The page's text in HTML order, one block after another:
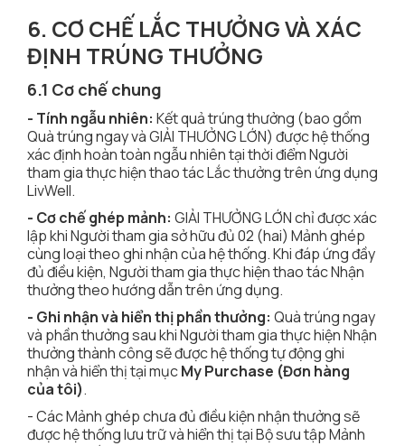
6. CƠ CHẾ LẮC THƯỞNG VÀ XÁC
ĐỊNH TRÚNG THƯỞNG
6.1 Cơ chế chung
- Tính ngẫu nhiên: Kết quả trúng thưởng (bao gồm
Quà trúng ngay và GIẢI THƯỞNG LỚN) được hệ thống
xác định hoàn toàn ngẫu nhiên tại thời điểm Người
tham gia thực hiện thao tác Lắc thưởng trên ứng dụng
LivWell.
- Cơ chế ghép mảnh: GIẢI THƯỞNG LỚN chỉ được xác
lập khi Người tham gia sở hữu đủ 02 (hai) Mảnh ghép
cùng loại theo ghi nhận của hệ thống. Khi đáp ứng đầy
đủ điều kiện, Người tham gia thực hiện thao tác Nhận
thưởng theo hướng dẫn trên ứng dụng.
- Ghi nhận và hiển thị phần thưởng: Quà trúng ngay
và phần thưởng sau khi Người tham gia thực hiện Nhận
thưởng thành công sẽ được hệ thống tự động ghi
nhận và hiển thị tại mụcMy Purchase (Đơn hàng
của tôi).
- Các Mảnh ghép chưa đủ điều kiện nhận thưởng sẽ
được hệ thống lưu trữ và hiển thị tại Bộ sưu tập Mảnh